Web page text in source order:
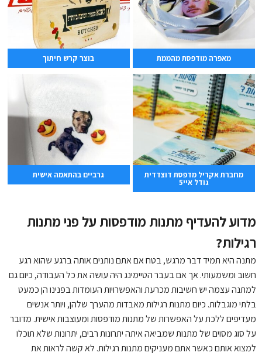
מאפרה מודפסת מהממת בוצר קרש חיתוך
מחברת אקריל מדפסת דוצדדית
גודל איי5
גרביים בהתאמה אישית
מדוע להעדיף מתנות מודפסות על פני מתנות
רגילות?
מתנה היא תמיד דבר מרגש, בטח אם אתם נותנים אותה ברגע שהוא רגע
חשוב ומשמעותי. אך אם בעבר הטיימינג היה עושה את כל העבודה, כיום גם
למתנה עצמה יש חשיבות מכרעת והאפשרויות העומדות בפנינו הן כמעט
בלתי מוגבלות. כיום מתנות רגילות מאבדות מהערך שלהן, ויותר אנשים
מעדיפים ללכת על האפשרות של מתנות מודפסות ומעוצבות אישית. מדובר
על סוג מסוים של מתנות שמביאה איתה יתרונות רבים, יתרונות שלא תוכלו
למצוא אותם כאשר אתם מעניקים מתנות רגילות. לא קשה לראות את